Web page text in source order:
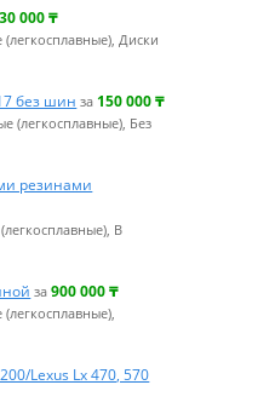
000₸
Диски
без шин за 150 000₸
(легкосплавные), Без
резинами
В
за900 000₸
Lexus Lx 470, 570